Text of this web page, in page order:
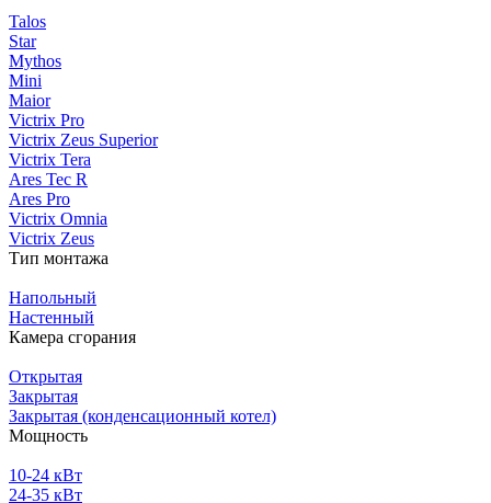
Talos
Star
Mythos
Mini
Maior
Victrix Pro
Victrix Zeus Superior
Victrix Tera
Ares Tec R
Ares Pro
Victrix Omnia
Victrix Zeus
Тип монтажа
Напольный
Настенный
Камера сгорания
Открытая
Закрытая
Закрытая (конденсационный котел)
Мощность
10-24 кВт
24-35 кВт